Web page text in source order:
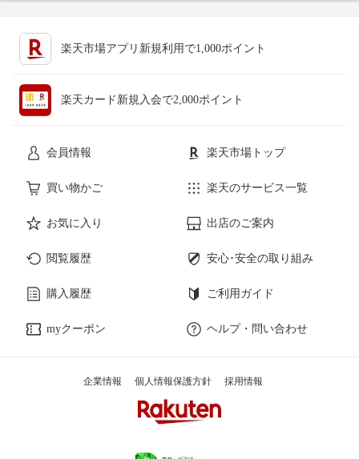
楽天市場アプリ新規利用で1,000ポイント
楽天カード新規入会で2,000ポイント
会員情報 楽天市場トップ
買い物かご 楽天のサービス一覧
お気に入り 出店のご案内
閲覧履歴 安心･安全の取り組み
購入履歴 ご利用ガイド
myクーポン ヘルプ・問い合わせ
企業情報 個人情報保護方針 採用情報